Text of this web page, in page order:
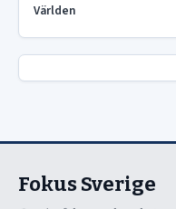
Världen
Fokus Sverige